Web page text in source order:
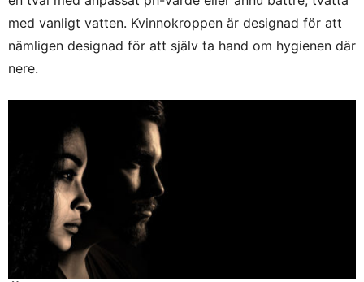
med vanligt vatten. Kvinnokroppen är designad för att
nämligen designad för att själv ta hand om hygienen där
nere.